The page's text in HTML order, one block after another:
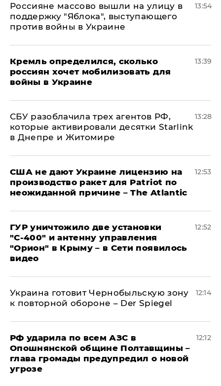
Россияне массово вышли на улицу в
поддержку "Яблока", выступающего
против войны в Украине
13:54
Кремль определился, сколько
россиян хочет мобилизовать для
войны в Украине
13:39
СБУ разоблачила трех агентов РФ,
которые активировали десятки Starlink
в Днепре и Житомире
13:28
США не дают Украине лицензию на
производство ракет для Patriot по
неожиданной причине – The Atlantic
12:53
ГУР уничтожило две установки
"С‑400" и антенну управления
"Орион" в Крыму – в Сети появилось
видео
12:52
Украина готовит Чернобыльскую зону
к повторной обороне – Der Spiegel
12:14
РФ ударила по всем АЗС в
Опошнянской общине Полтавщины –
глава громады предупредил о новой
угрозе
12:12